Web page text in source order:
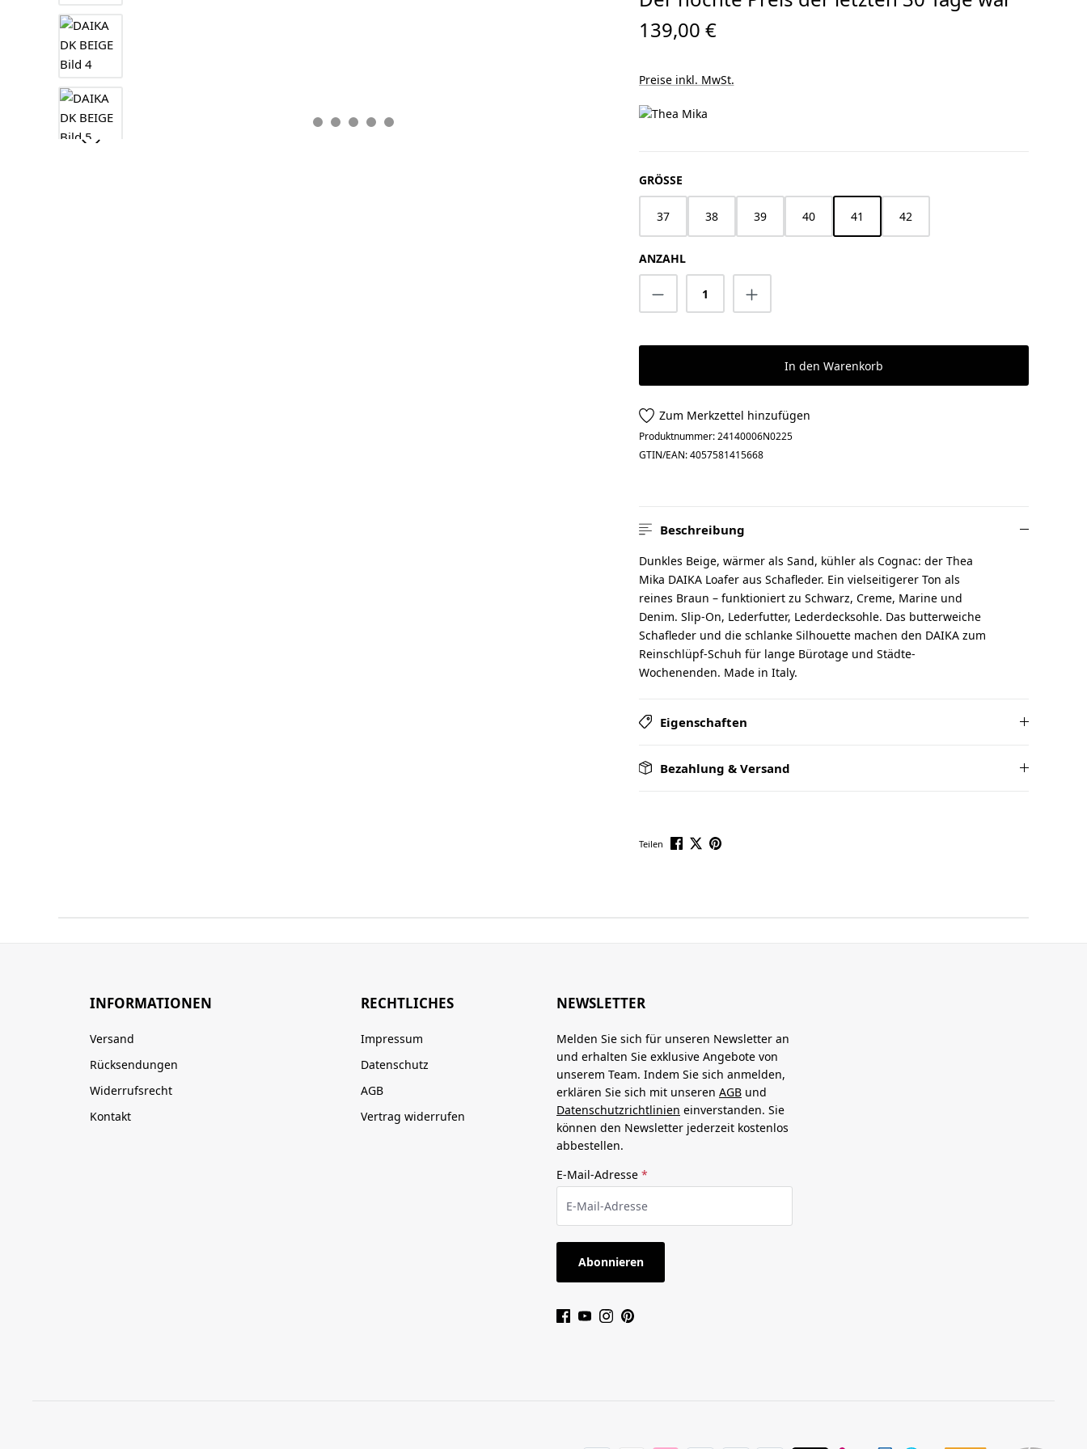
139,00 €
Preise inkl. MwSt.
GRÖSSE AUSWÄHLEN
37 38 39 40 41 42
ANZAHL
Produkt Anzahl: Gib den gewünschten Wert
In den Warenkorb
Zum Merkzettel hinzufügen
Produktnummer:24140006N0225
GTIN/EAN:4057581415668
Beschreibung
Dunkles Beige, wärmer als Sand, kühler als Cognac: der Thea
Mika DAIKA Loafer aus Schafleder. Ein vielseitigerer Ton als
reines Braun – funktioniert zu Schwarz, Creme, Marine und
Denim. Slip-On, Lederfutter, Lederdecksohle. Das butterweiche
Schafleder und die schlanke Silhouette machen den DAIKA zum
Reinschlüpf-Schuh für lange Bürotage und Städte-
Wochenenden. Made in Italy.
Eigenschaften
Bezahlung & Versand
Teilen
INFORMATIONEN
Versand
Rücksendungen
Widerrufsrecht
Kontakt
RECHTLICHES
Impressum
Datenschutz
AGB
Vertrag widerrufen
NEWSLETTER
Melden Sie sich für unseren Newsletter an
und erhalten Sie exklusive Angebote von
unserem Team. Indem Sie sich anmelden,
erklären Sie sich mit unseren AGB und
Datenschutzrichtlinien einverstanden. Sie
können den Newsletter jederzeit kostenlos
abbestellen.
E-Mail-Adresse *
Abonnieren